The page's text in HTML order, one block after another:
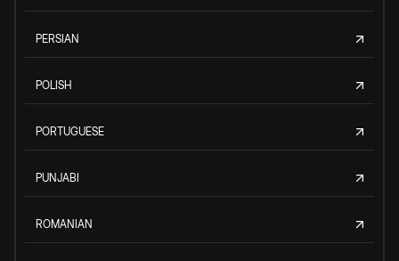
PERSIAN
POLISH
PORTUGUESE
PUNJABI
ROMANIAN